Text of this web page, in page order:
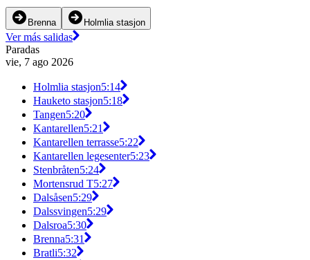
Brenna Holmlia stasjon
Ver más salidas
Paradas
vie, 7 ago 2026
Holmlia stasjon5:14
Hauketo stasjon5:18
Tangen5:20
Kantarellen5:21
Kantarellen terrasse5:22
Kantarellen legesenter5:23
Stenbråten5:24
Mortensrud T5:27
Dalsåsen5:29
Dalssvingen5:29
Dalsroa5:30
Brenna5:31
Bratli5:32